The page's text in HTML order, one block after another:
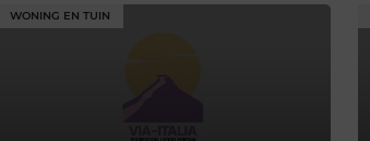
WONING EN TUIN